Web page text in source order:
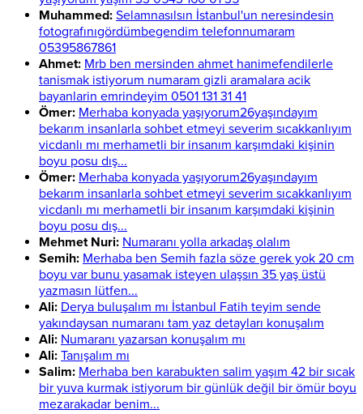
Muhammed: Selamnasılsın İstanbul'un neresindesin
fotografınıgördümbegendim telefonnumaram
05395867861
Ahmet: Mrb ben mersinden ahmet hanimefendilerle
tanismak istiyorum numaram gizli aramalara acik
bayanlarin emrindeyim 0501 131 31 41
Ömer: Merhaba konyada yaşıyorum26yaşındayım
bekarım insanlarla sohbet etmeyi severim sıcakkanlıyım
vicdanlı mı merhametli bir insanım karşımdaki kişinin
boyu posu dış...
Ömer: Merhaba konyada yaşıyorum26yaşındayım
bekarım insanlarla sohbet etmeyi severim sıcakkanlıyım
vicdanlı mı merhametli bir insanım karşımdaki kişinin
boyu posu dış...
Mehmet Nuri: Numaranı yolla arkadaş olalım
Semih: Merhaba ben Semih fazla söze gerek yok 20 cm
boyu var bunu yasamak isteyen ulaşsın 35 yaş üstü
yazmasın lütfen...
Ali: Derya buluşalım mı İstanbul Fatih teyim sende
yakındaysan numaranı tam yaz detayları konuşalım
Ali: Numaranı yazarsan konuşalım mı
Ali: Tanışalım mı
Salim: Merhaba ben karabukten salim yaşım 42 bir sıcak
bir yuva kurmak istiyorum bir günlük değil bir ömür boyu
mezarakadar benim...